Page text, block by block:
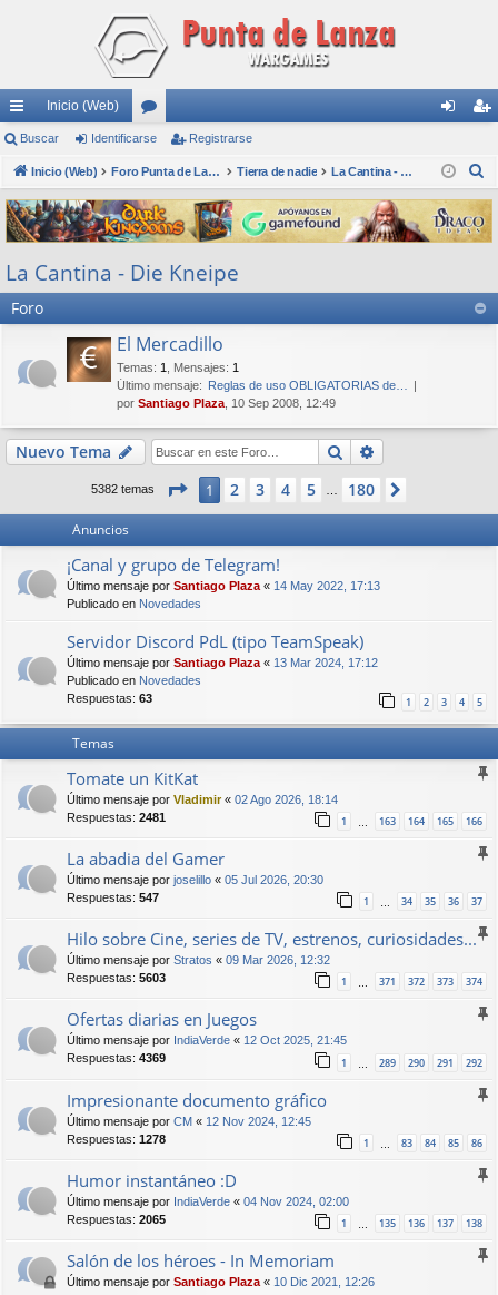
nl
ac
es
rá
pi
do
Inicio (Web)
or
os nti
fic
ar
ist
ra
rs
Buscar Identificarse Registrarse
Inicio (Web) Foro Punta de Lanza Wargames Tierra de nadie La Cantina - Die Kneipe
s
c
r
La Cantina - Die Kneipe
Foro
El Mercadillo
Temas: 1 Mensajes: 1
Último mensaje: Reglas de uso OBLIGATORIAS de…
por Santiago Plaza , 10 Sep 2008, 12:49
Nuevo Tema Buscar
5382 temas Página de 180
1 2 3 4 5 180
Anuncios
¡Canal y grupo de Telegram!
Último mensaje por Santiago Plaza « 14 May 2022, 17:13
Publicado en Novedades
Servidor Discord PdL (tipo TeamSpeak)
Último mensaje por Santiago Plaza « 13 Mar 2024, 17:12
Publicado en Novedades
Respuestas: 63 1 2 3 4 5
Temas
Tomate un KitKat
Último mensaje por Vladimir« 02 Ago 2026, 18:14
Respuestas: 2481 1 … 163 164 165 166
La abadia del Gamer
Último mensaje por joselillo « 05 Jul 2026, 20:30
Respuestas: 547 1 … 34 35 36 37
Hilo sobre Cine, series de TV, estrenos, curiosidades...
Último mensaje por Stratos « 09 Mar 2026, 12:32
Respuestas: 5603 1 … 371 372 373 374
Ofertas diarias en Juegos
Último mensaje por IndiaVerde « 12 Oct 2025, 21:45
Respuestas: 4369 1 289 290 291 292
Impresionante documento gráfico
Último mensaje por CM « 12 Nov 2024, 12:45
Respuestas: 1278 1 83 84 85 86
Humor instantáneo :D
Último mensaje por IndiaVerde « 04 Nov 2024, 02:00
Respuestas: 2065 1 135 136 137 138
Salón de los héroes - In Memoriam
Último mensaje por Santiago Plaza « 10 Dic 2021, 12:26